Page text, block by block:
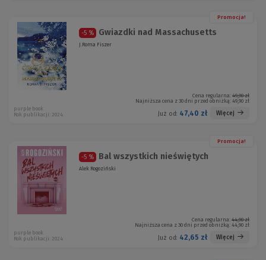
Promocja!
-5 % Gwiazdki nad Massachusetts
J.Roma Fiszer
Cena regularna: 49,90 zł
Najniższa cena z 30 dni przed obniżką: 49,90 zł
Już od: 47,40 zł Więcej
purple book
Rok publikacji: 2024
Promocja!
-5 % Bal wszystkich nieświętych
Alek Rogoziński
Cena regularna: 44,90 zł
Najniższa cena z 30 dni przed obniżką: 44,90 zł
Już od: 42,65 zł Więcej
purple book
Rok publikacji: 2024